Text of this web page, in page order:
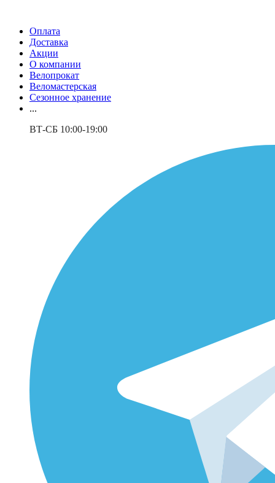
Оплата
Доставка
Акции
О компании
Велопрокат
Веломастерская
Сезонное хранение
...
ВТ-СБ 10:00-19:00